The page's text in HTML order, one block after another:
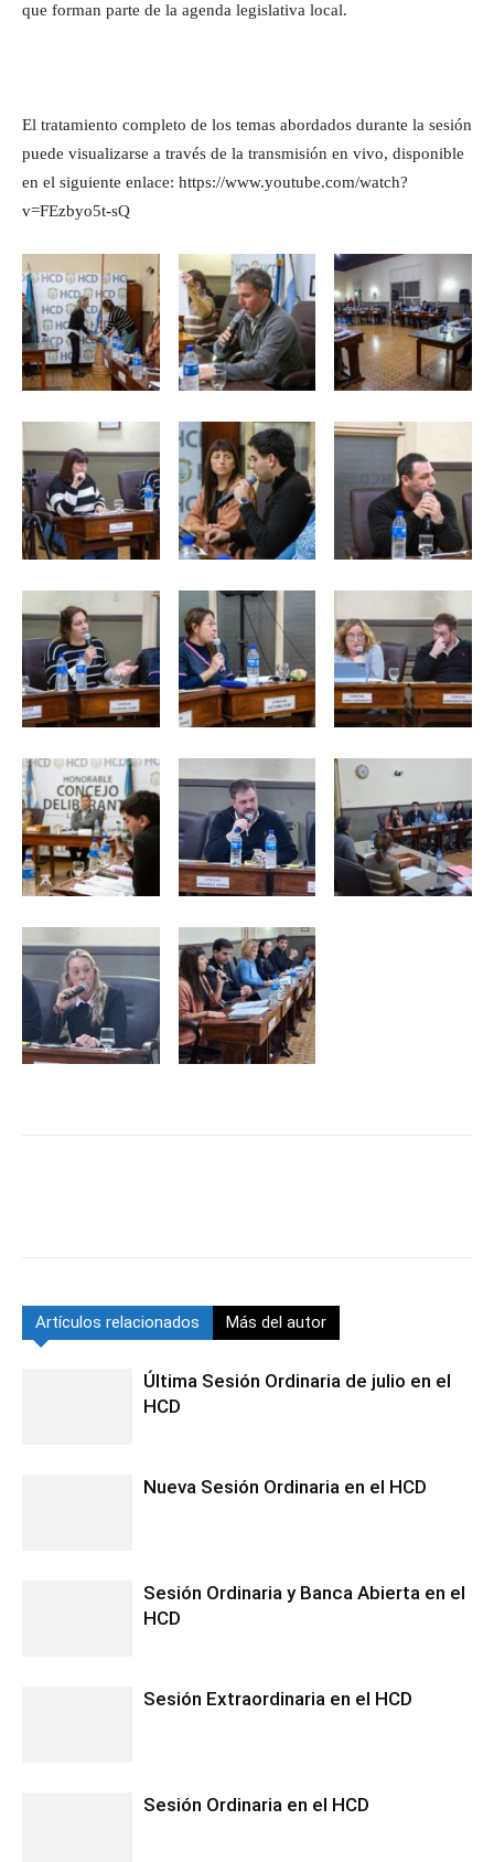
que forman parte de la agenda legislativa local.
El tratamiento completo de los temas abordados durante la sesión
puede visualizarse a través de la transmisión en vivo, disponible
en el siguiente enlace: https://www.youtube.com/watch?
v=FEzbyo5t-sQ
Artículos relacionados Más del autor
Última Sesión Ordinaria de julio en el
HCD
Nueva Sesión Ordinaria en el HCD
Sesión Ordinaria y Banca Abierta en el
HCD
Sesión Extraordinaria en el HCD
Sesión Ordinaria en el HCD